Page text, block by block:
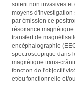
soient non invasives et
moyens d'investigation
par émission de
résonance magnétique
transfert de
encéphalographie
spectroscopique dans
magnétique trans-
fonction de l'objectif
et/ou fonctionnelle et/